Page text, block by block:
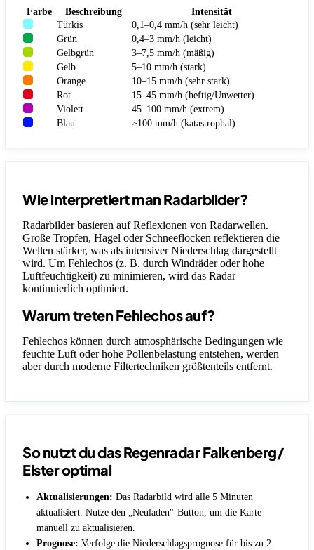
Farbe Beschreibung
Intensität
Türkis
0,1–0,4 mm/h (sehr leicht)
Grün
0,4–3 mm/h (leicht)
Gelbgrün
3–7,5 mm/h (mäßig)
Gelb
5–10 mm/h (stark)
Orange
10–15 mm/h (sehr stark)
Rot
15–45 mm/h (heftig/Unwetter)
Violett
45–100 mm/h (extrem)
Blau
≥100 mm/h (katastrophal)
Wie interpretiert man Radarbilder?
Radarbilder basieren auf Reflexionen von Radarwellen.
Große Tropfen, Hagel oder Schneeflocken reflektieren die
Wellen stärker, was als intensiver Niederschlag dargestellt
wird. Um Fehlechos (z. B. durch Windräder oder hohe
Luftfeuchtigkeit) zu minimieren, wird das Radar
kontinuierlich optimiert.
Warum treten Fehlechos auf?
Fehlechos können durch atmosphärische Bedingungen wie
feuchte Luft oder hohe Pollenbelastung entstehen, werden
aber durch moderne Filtertechniken größtenteils entfernt.
So nutzt du das Regenradar Falkenberg/
Elster optimal
Aktualisierungen: Das Radarbild wird alle 5 Minuten
aktualisiert. Nutze den „Neuladen"-Button, um die Karte
manuell zu aktualisieren.
Prognose: Verfolge die Niederschlagsprognose für bis zu 2